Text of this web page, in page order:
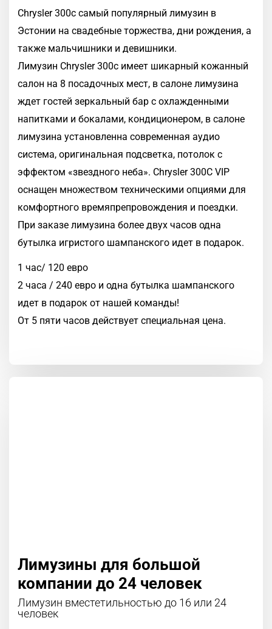
Chrysler 300c самый популярный лимузин в
Эстонии на свадебные торжества, дни рождения, а
также мальчишники и девишники.
Лимузин Chrysler 300c имеет шикарный кожанный
салон на 8 посадочных мест, в салоне лимузина
ждет гостей зеркальный бар с охлажденными
напитками и бокалами, кондиционером, в салоне
лимузина установленна современная аудио
система, оригинальная подсветка, потолок с
эффектом «звездного неба». Chrysler 300C VIP
оснащен множеством техническими опциями для
комфортного времяпрепровождения и поездки.
При заказе лимузина более двух часов одна
бутылка игристого шампанского идет в подарок.
1 час/ 120 евро
2 часа / 240 евро и одна бутылка шампанского
идет в подарок от нашей команды!
От 5 пяти часов действует специальная цена.
Лимузины для большой
компании до 24 человек
Лимузин вместетильностью до 16 или 24
человек